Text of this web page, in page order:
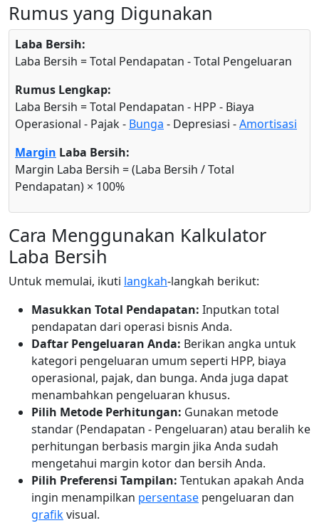
Rumus yang Digunakan
Laba Bersih:
Laba Bersih = Total Pendapatan - Total Pengeluaran
Rumus Lengkap:
Laba Bersih = Total Pendapatan - HPP - Biaya
Operasional - Pajak - Bunga - Depresiasi -Amortisasi
Margin Laba Bersih:
Margin Laba Bersih = (Laba Bersih / Total
Pendapatan) × 100%
Cara Menggunakan Kalkulator
Laba Bersih
Untuk memulai, ikuti langkah-langkah berikut:
Masukkan Total Pendapatan: Inputkan total
pendapatan dari operasi bisnis Anda.
Daftar Pengeluaran Anda: Berikan angka untuk
kategori pengeluaran umum seperti HPP, biaya
operasional, pajak, dan bunga. Anda juga dapat
menambahkan pengeluaran khusus.
Pilih Metode Perhitungan: Gunakan metode
standar (Pendapatan - Pengeluaran) atau beralih ke
perhitungan berbasis margin jika Anda sudah
mengetahui margin kotor dan bersih Anda.
Pilih Preferensi Tampilan: Tentukan apakah Anda
ingin menampilkan persentase pengeluaran dan
grafikvisual.